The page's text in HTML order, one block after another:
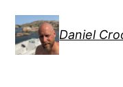
innehåll
Daniel